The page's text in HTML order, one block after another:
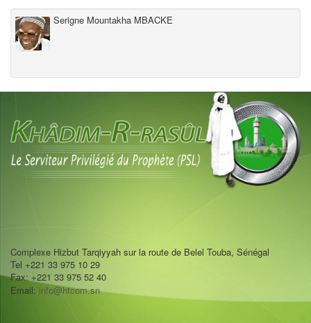
Serigne Mountakha MBACKE
Complexe Hizbut Tarqiyyah sur la route de Belel Touba, Sénégal
Tel +221 33 975 10 29
Fax: +221 33 975 52 40
Email: info@htcom.sn